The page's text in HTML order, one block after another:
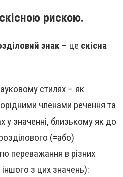
рискою.
знак – це скісна
стилях – як
членами речення та
у значенні, близькому як до
(=або)
переважання в різних
з цих значень):